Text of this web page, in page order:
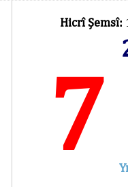
Hicrî Şemsî:
7